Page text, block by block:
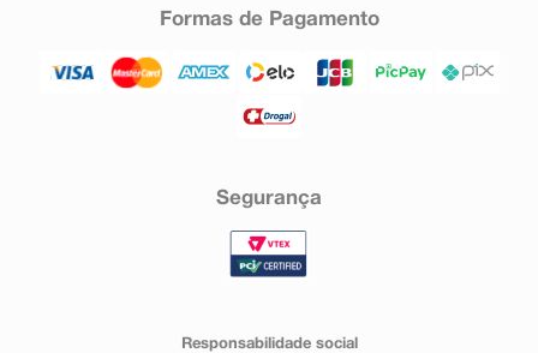
Formas de Pagamento
Segurança
Responsabilidade social